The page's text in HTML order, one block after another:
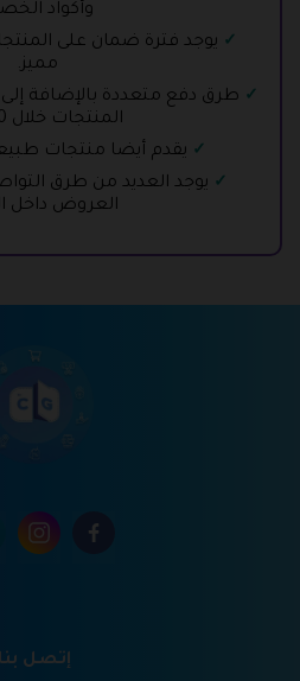
وأكواد
يوجد فترة ضمان على
مميز.
طرق دفع متعددة بالإضافة إلى
المنتجات خلال 90 يوم.
يقدم أيضا منتجات
يوجد العديد من طرق
العروض داخل
إتصل بنا